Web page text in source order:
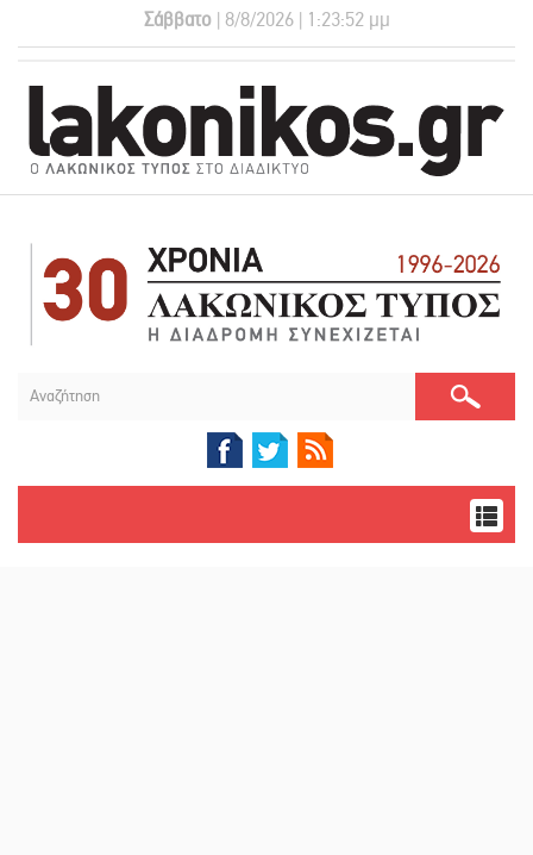
Σάββατο| 8/8/2026 | 1:23:52 μμ